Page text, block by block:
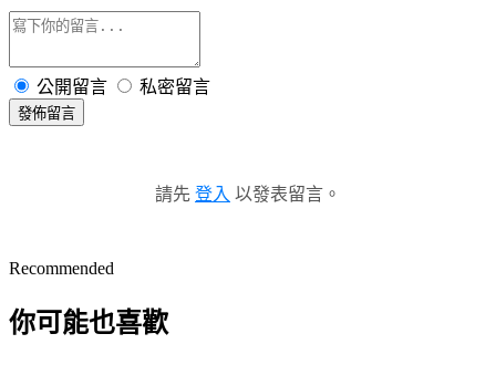
公開留言 私密留言
發佈留言
請先 登入 以發表留言。
Recommended
你可能也喜歡